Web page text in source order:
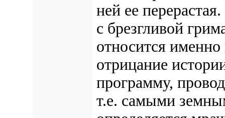
ней ее
с брезгливой
относится
отрицание
программу,
т.е. самыми